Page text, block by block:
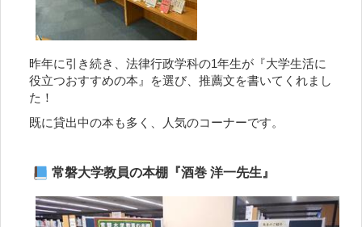
昨年に引き続き、法律行政学科の1年生が『大学生活に
役立つおすすめの本』を選び、 推薦文を書いてくれまし
た！
既に貸出中の本も多く、人気のコーナーです。
常磐大学教員の本棚『酒巻 洋一先生』